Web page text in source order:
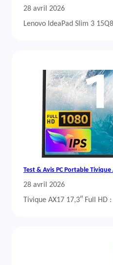
28 avril 2026
Lenovo IdeaPad Slim 3
Test & Avis PC Portable Tivique
28 avril 2026
Tivique AX17 17,3″ Full